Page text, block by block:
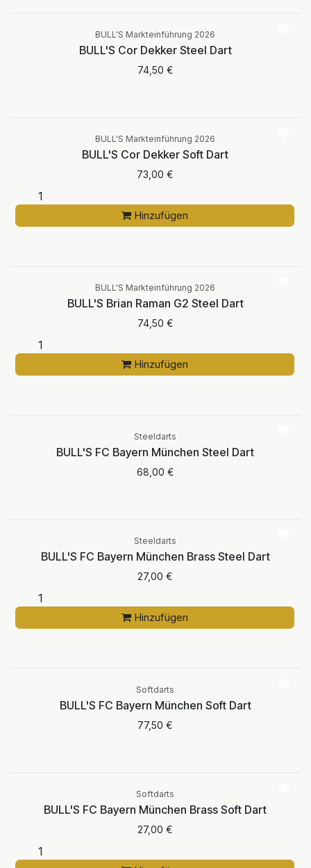
BULL'S Markteinführung 2026
BULL'S Cor Dekker Steel Dart
74,50 €
BULL'S Markteinführung 2026
BULL'S Cor Dekker Soft Dart
73,00 €
Hinzufügen
BULL'S Markteinführung 2026
BULL'S Brian Raman G2 Steel Dart
74,50 €
Hinzufügen
Steeldarts
BULL'S FC Bayern München Steel Dart
68,00 €
Steeldarts
BULL'S FC Bayern München Brass Steel Dart
27,00 €
Hinzufügen
Softdarts
BULL'S FC Bayern München Soft Dart
77,50 €
Softdarts
BULL'S FC Bayern München Brass Soft Dart
27,00 €